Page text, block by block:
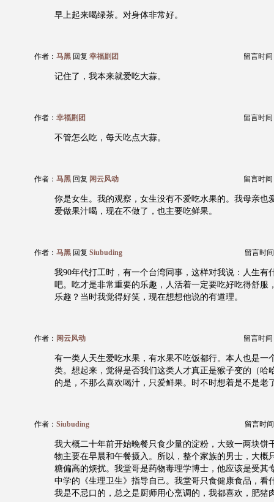
早上起来喝绿茶。对身体非常好。
作者： 马黑 回复 幸福剧团 留言时间
记住了，我本来就爱吃大蒜。
作者： 幸福剧团 留言时间
不管怎么吃，每天吃点大蒜。
作者： 马黑 回复 闲云风动 留言时间
你是女生。我的观察，女生没有不爱吃水果的。我母亲也
爱做果汁喝，现在不做了，也主要吃鲜果。
作者： 马黑 回复 Siubuding 留言时
我90年代打工时，有一个台湾同事，这样对我说：人生有
吧。吃才是非常重要的乐趣，人活着一定要吃好吃得舒服
乐趣？当时我觉得好笑，现在想想他说的有道理。
作者： 闲云风动 留言时间
有一类人天生爱吃水果，有水果不吃饭都行。本人也是一
类。想起来，觉得是否我们这类人才真正是猴子变的（哈
的是，不那么喜欢喝汁，只爱鲜果。时不时想着是不是老
作者： Siubuding 留言时
我大概二十年前开始晚餐只食少量的淀粉，大致一两块饼
物主要在早晨和午餐摄入。所以，整个家族的男士，大概
糖偏高的烦扰。我堂哥是药物毒理学博士，他应该是受其
中学的《生理卫生》指导自己。我堂哥只食健康食品，看
我是不忌口的，总之是厨师用心烹调的，我都喜欢，肥猪